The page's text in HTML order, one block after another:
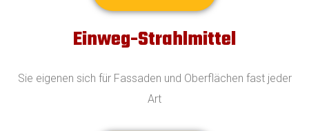
Einweg-Strahlmittel
Sie eigenen sich für Fassaden und Oberflächen fast jeder
Art